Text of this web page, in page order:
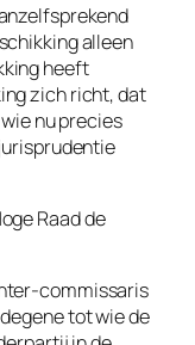
alleen
heeft
zich richt, dat
nu precies
Raad de
commissaris
tot wie de